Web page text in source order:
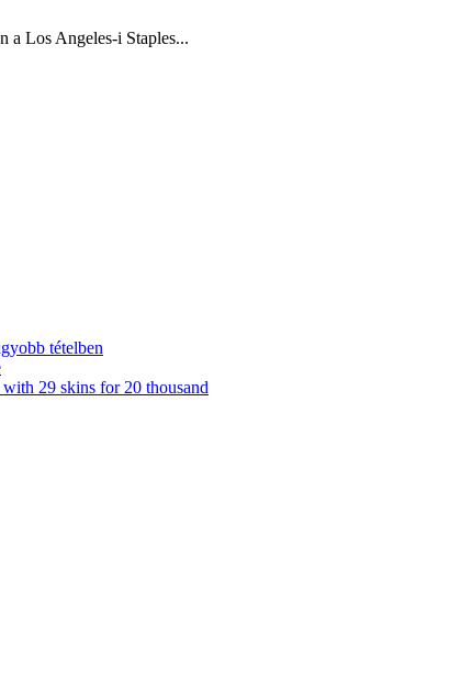
a Los Angeles-i Staples...
tételben
29 skins for 20 thousand